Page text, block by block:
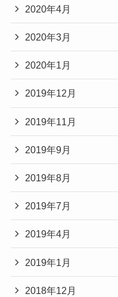
2020年4月
2020年3月
2020年1月
2019年12月
2019年11月
2019年9月
2019年8月
2019年7月
2019年4月
2019年1月
2018年12月